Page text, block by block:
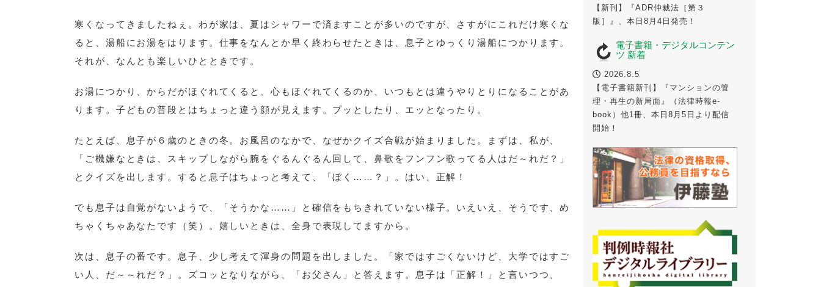
寒くなってきましたねぇ。わが家は、夏はシャワーで済ますことが多いのですが、さすがにこれだけ寒くな
ると、湯船にお湯をはります。仕事をなんとか早く終わらせたときは、息子とゆっくり湯船につかります。
それが、なんとも楽しいひとときです。
お湯につかり、からだがほぐれてくると、心もほぐれてくるのか、いつもとは違うやりとりになることがあ
ります。子どもの普段とはちょっと違う顔が見えます。プッとしたり、エッとなったり。
たとえば、息子が６歳のときの冬。お風呂のなかで、なぜかクイズ合戦が始まりました。まずは、私が、
「ご機嫌なときは、スキップしながら腕をぐるんぐるん回して、鼻歌をフンフン歌ってる人はだ～れだ？」
とクイズを出します。すると息子はちょっと考えて、「ぼく……？」。はい、正解！
でも息子は自覚がないようで、「そうかな……」と確信をもちきれていない様子。いえいえ、そうです、め
ちゃくちゃあなたです（笑）。嬉しいときは、全身で表現してますから。
次は、息子の番です。息子、少し考えて渾身の問題を出しました。「家ではすごくないけど、大学ではすご
い人、だ～～れだ？」。ズコッとなりながら、「お父さん」と答えます。息子は「正解！」と言いつつ、
【新刊】『ADR仲裁法［第３
版］』、本日8月4日発売！
電子書籍・デジタルコンテン
ツ 新着
2026.8.5
【電子書籍新刊】『マンションの管
理・再生の新局面』（法律時報e-
book）他1冊、本日8月5日より配信
開始！